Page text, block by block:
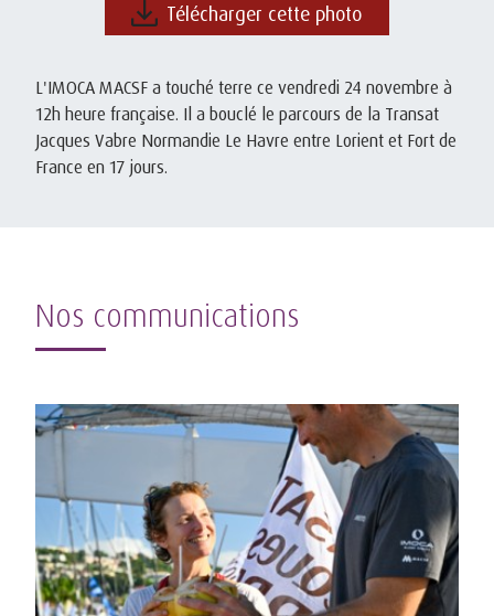
Télécharger cette photo
L'IMOCA MACSF a touché terre ce vendredi 24 novembre à
12h heure française. Il a bouclé le parcours de la Transat
Jacques Vabre Normandie Le Havre entre Lorient et Fort de
France en 17 jours.
Nos communications